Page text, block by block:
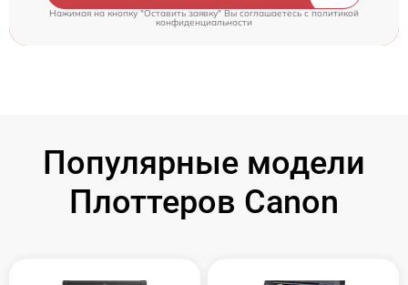
Нажимая на кнопку "Оставить заявку" Вы соглашаетесь c политикой
конфиденциальности
Популярные модели
Плоттеров Canon